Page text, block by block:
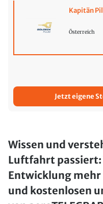
Kapitän
Österreich
Jetzt eigene
Wissen und
Luftfahrt passiert:
Entwicklung
und kostenlosen